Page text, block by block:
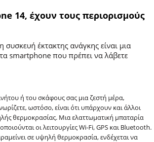
14, έχουν τους περιορισμούς
έκτακτης ανάγκης είναι μια
smartphone που πρέπει να λάβετε
ή του σκάφους σας μια ζεστή μέρα,
ωστόσο, είναι ότι υπάρχουν και άλλοι
θερμοκρασίας. Μια ελαττωματική μπαταρία
οι λειτουργίες Wi-Fi, GPS και Bluetooth.
σε υψηλή θερμοκρασία, ενδέχεται να